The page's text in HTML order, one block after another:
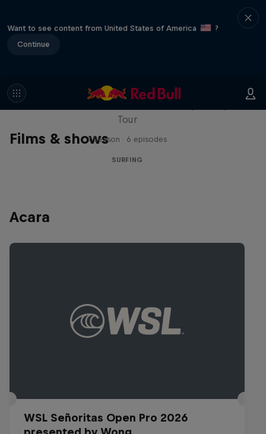
Want to see content from United States of America
?
Continue
Films & shows
WSL Replay
Tour
1 Season · 6 episodes
SURFING
Acara
WSL Señoritas Open Pro 2026